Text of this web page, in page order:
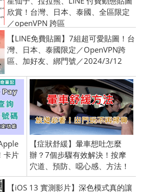
欣賞！台灣、日本、泰國、全區限定
／openVPN 跨區
【LINE免費貼圖】7組超可愛貼圖！台
灣、日本、泰國限定／OpenVPN跨
區、加好友、綁門號／2024/3/12
卡片
【症狀舒緩】暈車想吐怎麼
辦？7個步驟有效解決！按摩
穴道、預防、噁心感、方法！
【iOS 13 實測影片】深色模式真的讓